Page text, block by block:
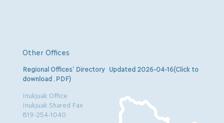
Other Offices
Regional Offices’ Directory Updated 2026-04-16(Click to
download .PDF)
Inukjuak Office
Inukjuak Shared Fax
819-254-1040